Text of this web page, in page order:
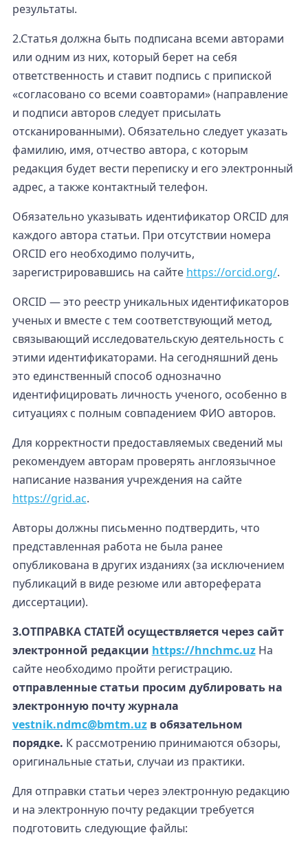
результаты.
2.Статья должна быть подписана всеми авторами
или одним из них, который берет на себя
ответственность и ставит подпись с припиской
«согласовано со всеми соавторами» (направление
и подписи авторов следует присылать
отсканированными). Обязательно следует указать
фамилию, имя, отчество автора, с которым
редакция будет вести переписку и его электронный
адрес, а также контактный телефон.
Обязательно указывать идентификатор ORCID для
каждого автора статьи. При отсутствии номера
ORCID его необходимо получить,
зарегистрировавшись на сайте https://orcid.org/.
ORCID — это реестр уникальных идентификаторов
ученых и вместе с тем соответствующий метод,
связывающий исследовательскую деятельность с
этими идентификаторами. На сегодняшний день
это единственный способ однозначно
идентифицировать личность ученого, особенно в
ситуациях с полным совпадением ФИО авторов.
Для корректности предоставляемых сведений мы
рекомендуем авторам проверять англоязычное
написание названия учреждения на сайте
https://grid.ac.
Авторы должны письменно подтвердить, что
представленная работа не была ранее
опубликована в других изданиях (за исключением
публикаций в виде резюме или автореферата
диссертации).
3.ОТПРАВКА СТАТЕЙ осуществляется через сайт
электронной редакции https://hnchmc.uzНа
сайте необходимо пройти регистрацию.
отправленные статьи просим дублировать на
электронную почту журнала
vestnik.ndmc@bmtm.uzв обязательном
порядке. К рассмотрению принимаются обзоры,
оригинальные статьи, случаи из практики.
Для отправки статьи через электронную редакцию
и на электронную почту редакции требуется
подготовить следующие файлы: